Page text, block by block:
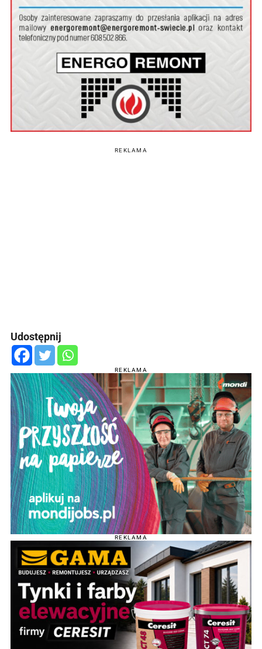
REKLAMA
Udostępnij
REKLAMA
REKLAMA